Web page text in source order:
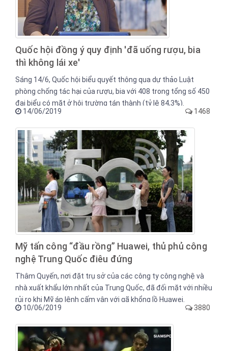
Quốc hội đồng ý quy định 'đã uống rượu, bia
thì không lái xe'
Sáng 14/6, Quốc hội biểu quyết thông qua dự thảo Luật
phòng chống tác hại của rượu, bia với 408 trong tổng số 450
đại biểu có mặt ở hội trường tán thành (tỷ lệ 84,3%).
14/06/2019
1468
Mỹ tấn công “đầu rồng” Huawei, thủ phủ công
nghệ Trung Quốc điêu đứng
Thâm Quyến, nơi đặt trụ sở của các công ty công nghệ và
nhà xuất khẩu lớn nhất của Trung Quốc, đã đối mặt với nhiều
rủi ro khi Mỹ áp lệnh cấm vận với gã khổng lồ Huawei.
10/06/2019
3880